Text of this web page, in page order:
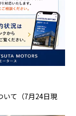
いて（7月24日現